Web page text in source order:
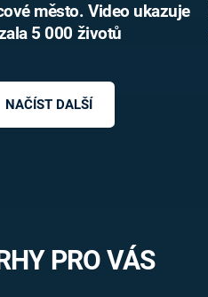
město. Video ukazuje
5 000 životů
NAČÍST DALŠÍ
PRO VÁS